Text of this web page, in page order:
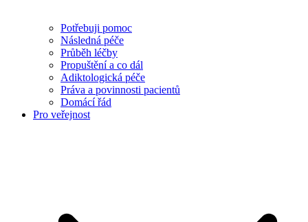
Potřebuji pomoc
Následná péče
Průběh léčby
Propuštění a co dál
Adiktologická péče
Práva a povinnosti pacientů
Domácí řád
Pro veřejnost